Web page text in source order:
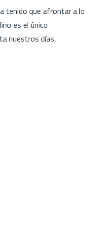
tenido que afrontar a lo
es el único
nuestros días,